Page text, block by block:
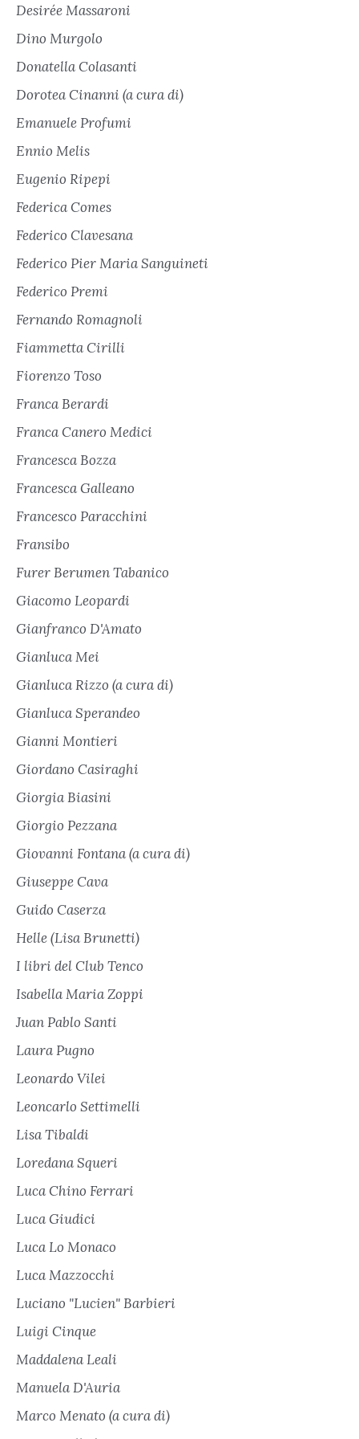
Desirée Massaroni
Dino Murgolo
Donatella Colasanti
Dorotea Cinanni (a cura di)
Emanuele Profumi
Ennio Melis
Eugenio Ripepi
Federica Comes
Federico Clavesana
Federico Pier Maria Sanguineti
Federico Premi
Fernando Romagnoli
Fiammetta Cirilli
Fiorenzo Toso
Franca Berardi
Franca Canero Medici
Francesca Bozza
Francesca Galleano
Francesco Paracchini
Fransibo
Furer Berumen Tabanico
Giacomo Leopardi
Gianfranco D'Amato
Gianluca Mei
Gianluca Rizzo (a cura di)
Gianluca Sperandeo
Gianni Montieri
Giordano Casiraghi
Giorgia Biasini
Giorgio Pezzana
Giovanni Fontana (a cura di)
Giuseppe Cava
Guido Caserza
Helle (Lisa Brunetti)
I libri del Club Tenco
Isabella Maria Zoppi
Juan Pablo Santi
Laura Pugno
Leonardo Vilei
Leoncarlo Settimelli
Lisa Tibaldi
Loredana Squeri
Luca Chino Ferrari
Luca Giudici
Luca Lo Monaco
Luca Mazzocchi
Luciano "Lucien" Barbieri
Luigi Cinque
Maddalena Leali
Manuela D'Auria
Marco Menato (a cura di)